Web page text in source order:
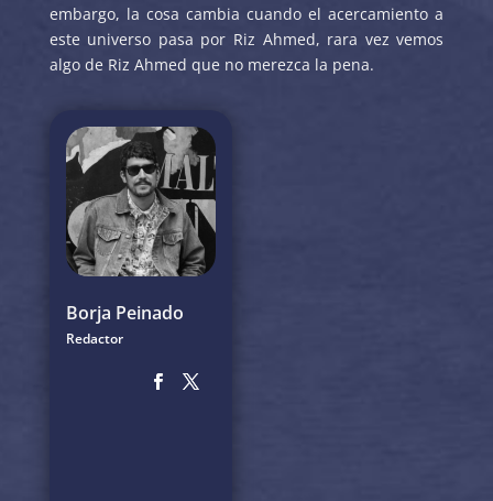
embargo, la cosa cambia cuando el acercamiento a
este universo pasa por Riz Ahmed, rara vez vemos
algo de Riz Ahmed que no merezca la pena.
Borja Peinado
Redactor